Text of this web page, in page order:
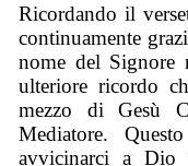
Ricordando il
continuamente
nome del Signore
ulteriore ricordo
mezzo di Gesù
Mediatore.
avvicinarci a Dio